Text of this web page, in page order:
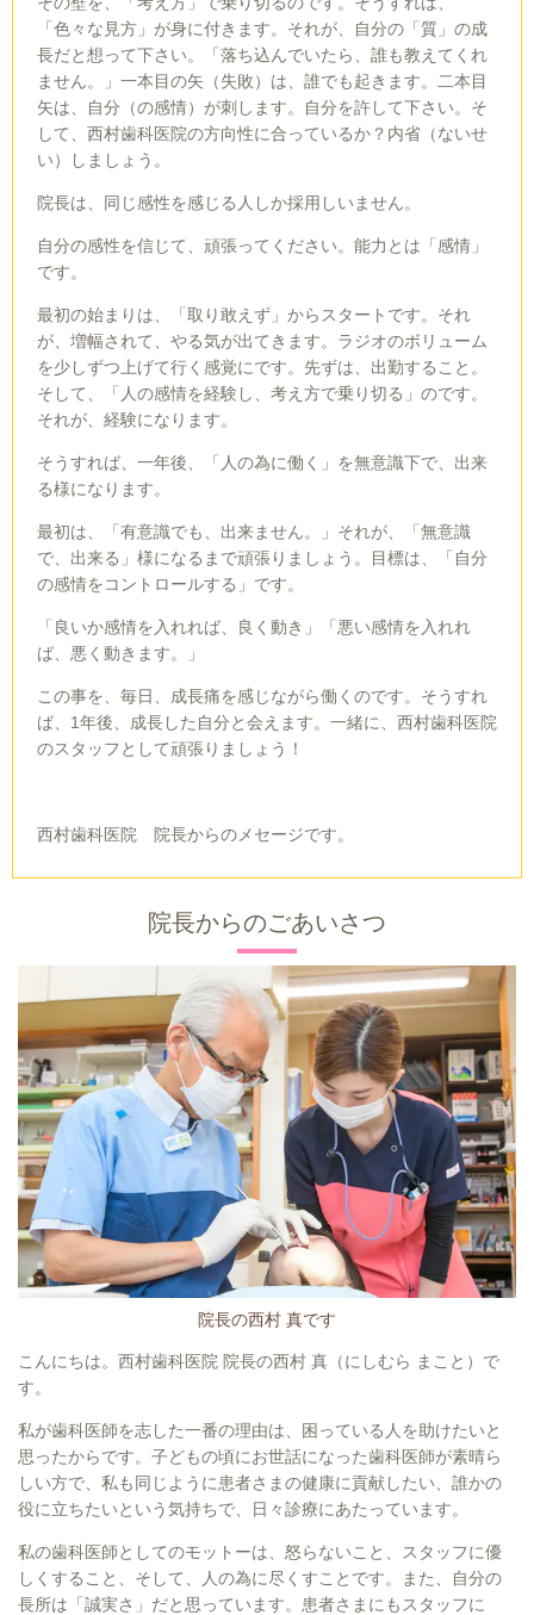
「色々な見方」が身に付きます。それが、自分の「質」の成
長だと想って下さい。「落ち込んでいたら、誰も教えてくれ
ません。」一本目の矢（失敗）は、誰でも起きます。二本目
矢は、自分（の感情）が刺します。自分を許して下さい。そ
して、西村歯科医院の方向性に合っているか？内省（ないせ
い）しましょう。
院長は、同じ感性を感じる人しか採用しいません。
自分の感性を信じて、頑張ってください。能力とは「感情」
です。
最初の始まりは、「取り敢えず」からスタートです。それ
が、増幅されて、やる気が出てきます。ラジオのボリューム
を少しずつ上げて行く感覚にです。先ずは、出勤すること。
そして、「人の感情を経験し、考え方で乗り切る」のです。
それが、経験になります。
そうすれば、一年後、「人の為に働く」を無意識下で、出来
る様になります。
最初は、「有意識でも、出来ません。」それが、「無意識
で、出来る」様になるまで頑張りましょう。目標は、「自分
の感情をコントロールする」です。
「良いか感情を入れれば、良く動き」「悪い感情を入れれ
ば、悪く動きます。」
この事を、毎日、成長痛を感じながら働くのです。そうすれ
ば、 1年後、成長した自分と会えます。一緒に、西村歯科医院
のスタッフとして頑張りましょう！
西村歯科医院 院長からのメセージです。
院長からのごあいさつ
院長の西村 真です
こんにちは。西村歯科医院 院長の西村 真（にしむら まこと）で
す。
私が歯科医師を志した一番の理由は、困っている人を助けたいと
思ったからです。子どもの頃にお世話になった歯科医師が素晴ら
しい方で、私も同じように患者さまの健康に貢献したい、誰かの
役に立ちたいという気持ちで、日々診療にあたっています。
私の歯科医師としてのモットーは、怒らないこと、スタッフに優
しくすること、そして、人の為に尽くすことです。また、自分の
長所は「誠実さ」だと思っています。患者さまにもスタッフに